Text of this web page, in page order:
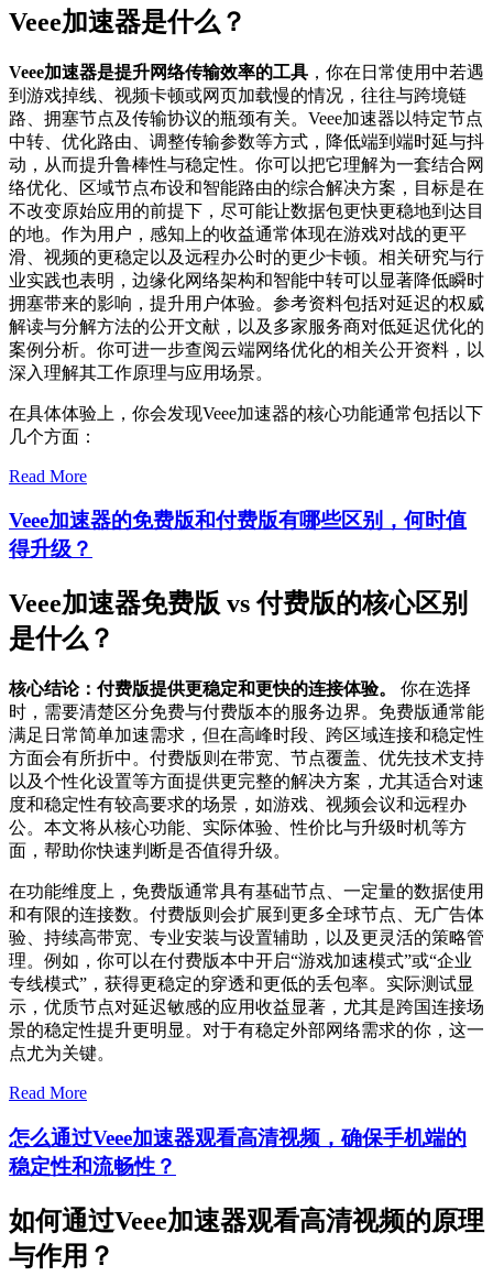
Veee加速器是什么？
Veee加速器是提升网络传输效率的工具 ，你在日常使用中若遇
到游戏掉线、视频卡顿或网页加载慢的情况，往往与跨境链
路、拥塞节点及传输协议的瓶颈有关。Veee加速器以特定节点
中转、优化路由、调整传输参数等方式，降低端到端时延与抖
动，从而提升鲁棒性与稳定性。你可以把它理解为一套结合网
络优化、区域节点布设和智能路由的综合解决方案，目标是在
不改变原始应用的前提下，尽可能让数据包更快更稳地到达目
的地。作为用户，感知上的收益通常体现在游戏对战的更平
滑、视频的更稳定以及远程办公时的更少卡顿。相关研究与行
业实践也表明，边缘化网络架构和智能中转可以显著降低瞬时
拥塞带来的影响，提升用户体验。参考资料包括对延迟的权威
解读与分解方法的公开文献，以及多家服务商对低延迟优化的
案例分析。你可进一步查阅云端网络优化的相关公开资料，以
深入理解其工作原理与应用场景。
在具体体验上，你会发现Veee加速器的核心功能通常包括以下
几个方面：
Read More
Veee加速器的免费版和付费版有哪些区别，何时值
得升级？
Veee加速器免费版 vs 付费版的核心区别
是什么？
核心结论：付费版提供更稳定和更快的连接体验。
你在选择
时，需要清楚区分免费与付费版本的服务边界。免费版通常能
满足日常简单加速需求，但在高峰时段、跨区域连接和稳定性
方面会有所折中。付费版则在带宽、节点覆盖、优先技术支持
以及个性化设置等方面提供更完整的解决方案，尤其适合对速
度和稳定性有较高要求的场景，如游戏、视频会议和远程办
公。本文将从核心功能、实际体验、性价比与升级时机等方
面，帮助你快速判断是否值得升级。
在功能维度上，免费版通常具有基础节点、一定量的数据使用
和有限的连接数。付费版则会扩展到更多全球节点、无广告体
验、持续高带宽、专业安装与设置辅助，以及更灵活的策略管
理。例如，你可以在付费版本中开启“游戏加速模式”或“企业
专线模式”，获得更稳定的穿透和更低的丢包率。实际测试显
示，优质节点对延迟敏感的应用收益显著，尤其是跨国连接场
景的稳定性提升更明显。对于有稳定外部网络需求的你，这一
点尤为关键。
Read More
怎么通过Veee加速器观看高清视频，确保手机端的
稳定性和流畅性？
如何通过Veee加速器观看高清视频的原理
与作用？